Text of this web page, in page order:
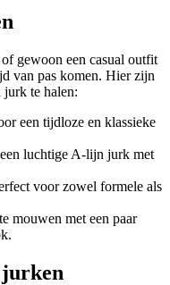
gewoon een casual outfit
van pas komen. Hier zijn
jurk te halen:
een tijdloze en klassieke
luchtige A-lijn jurk met
voor zowel formele als
mouwen met een paar